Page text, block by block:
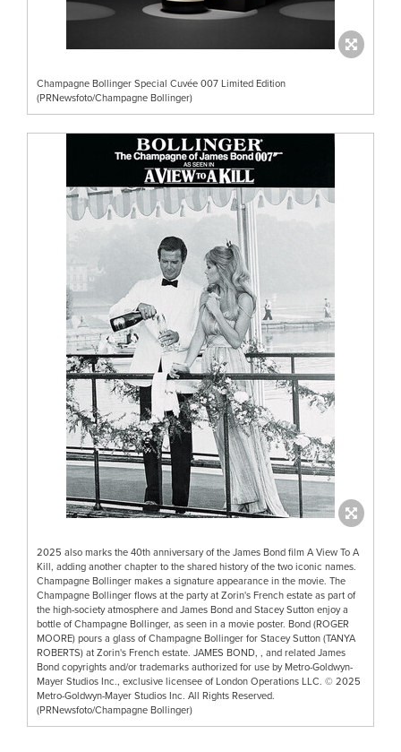
Champagne Bollinger Special Cuvée 007 Limited Edition
(PRNewsfoto/Champagne Bollinger)
2025 also marks the 40th anniversary of the James Bond film A View To A
Kill, adding another chapter to the shared history of the two iconic names.
Champagne Bollinger makes a signature appearance in the movie. The
Champagne Bollinger flows at the party at Zorin's French estate as part of
the high-society atmosphere and James Bond and Stacey Sutton enjoy a
bottle of Champagne Bollinger, as seen in a movie poster. Bond (ROGER
MOORE) pours a glass of Champagne Bollinger for Stacey Sutton (TANYA
ROBERTS) at Zorin's French estate. JAMES BOND, , and related James
Bond copyrights and/or trademarks authorized for use by Metro-Goldwyn-
Mayer Studios Inc., exclusive licensee of London Operations LLC. © 2025
Metro-Goldwyn-Mayer Studios Inc. All Rights Reserved.
(PRNewsfoto/Champagne Bollinger)